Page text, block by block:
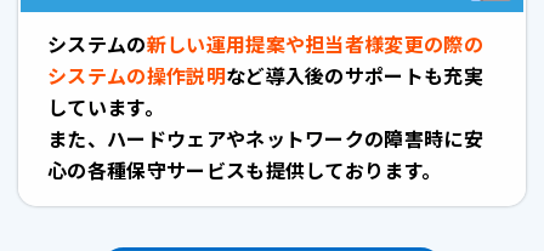
システムの新しい運用提案や担当者様変更の際の
システムの操作説明など導入後のサポートも充実
しています。
また、ハードウェアやネットワークの障害時に安
心の各種保守サービスも提供しております。